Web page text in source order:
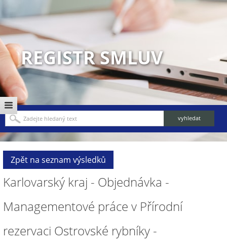
REGISTR SMLUV
Zpět na seznam výsledků
Karlovarský kraj - Objednávka -
Managementové práce v Přírodní
rezervaci Ostrovské rybníky -